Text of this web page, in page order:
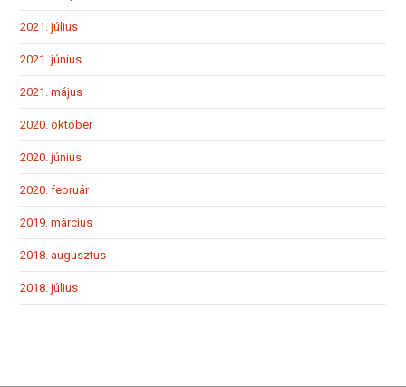
2021. július
2021. június
2021. május
2020. október
2020. június
2020. február
2019. március
2018. augusztus
2018. július